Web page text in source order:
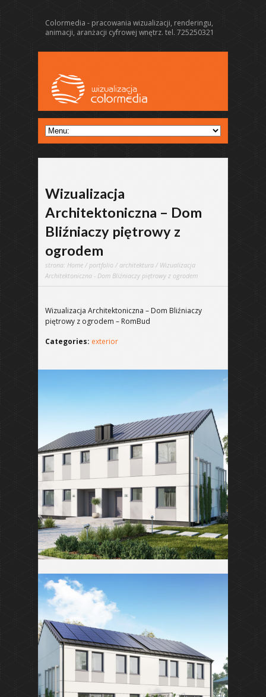
Colormedia - pracowania wizualizacji, renderingu,
animacji, aranżacji cyfrowej wnętrz. tel. 725250321
Wizualizacja
Architektoniczna – Dom
Bliźniaczy piętrowy z
ogrodem
strona: Home / portfolio / architektura / Wizualizacja
Architektoniczna - Dom Bliźniaczy piętrowy z ogrodem
Wizualizacja Architektoniczna – Dom Bliźniaczy
piętrowy z ogrodem – RomBud
Categories: exterior